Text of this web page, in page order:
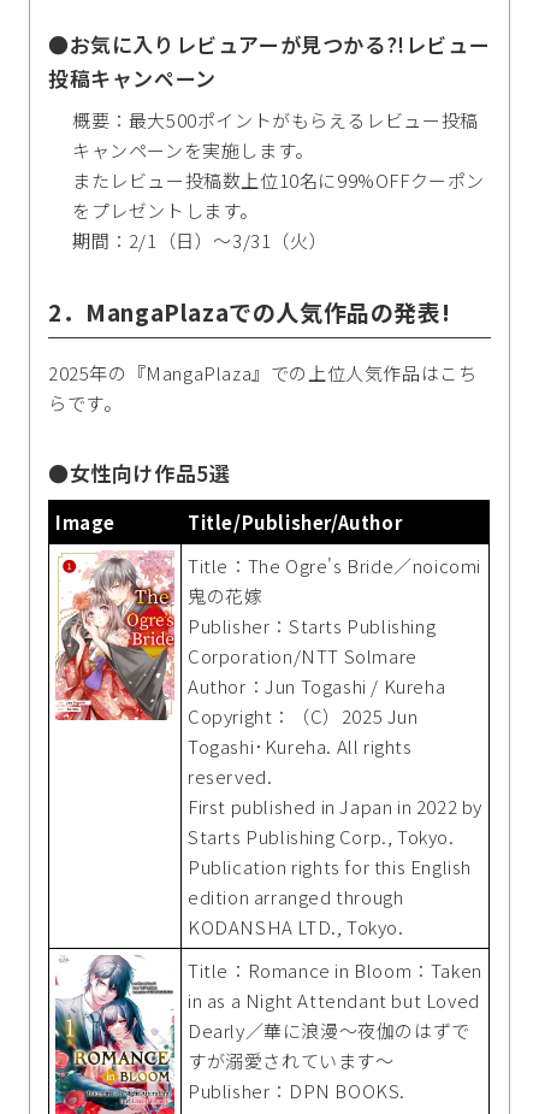
●お気に入りレビュアーが見つかる?!レビュー
投稿キャンペーン
概要：最大500ポイントがもらえるレビュー投稿
キャンペーンを実施します。
またレビュー投稿数上位10名に99%OFFクーポン
をプレゼントします。
期間：2/1（日）～3/31（火）
2．MangaPlazaでの人気作品の発表!
2025年の『MangaPlaza』での上位人気作品はこち
らです。
●女性向け作品5選
Image
Title/Publisher/Author
Title：The Ogre's Bride／noicomi
鬼の花嫁
Publisher：Starts Publishing
Corporation/NTT Solmare
Author：Jun Togashi / Kureha
Copyright：（C）2025 Jun
Togashi･Kureha. All rights
reserved.
First published in Japan in 2022 by
Starts Publishing Corp., Tokyo.
Publication rights for this English
edition arranged through
KODANSHA LTD., Tokyo.
Title：Romance in Bloom：Taken
in as a Night Attendant but Loved
Dearly／華に浪漫～夜伽のはずで
すが溺愛されています～
Publisher：DPN BOOKS.